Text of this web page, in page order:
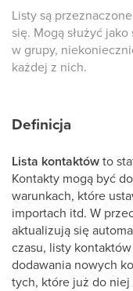
Listy są
się. Mogą służyć
w grupy,
każdej z nich.
Definicja
Lista kontaktówto
Kontakty mogą być
warunkach, które
importach itd. W
aktualizują się
czasu, listy
dodawania nowych
tych, które już do niej